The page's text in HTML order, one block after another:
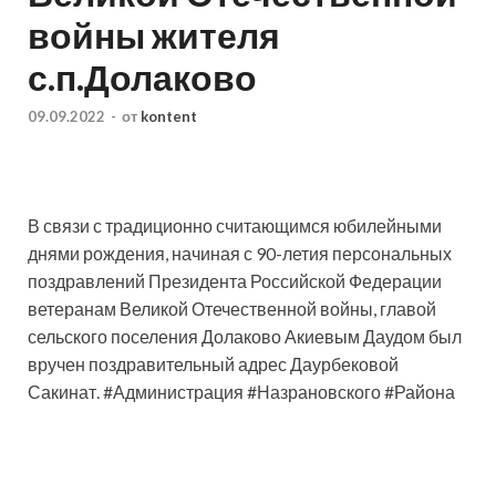
войны жителя
с.п.Долаково
09.09.2022 - от kontent
В связи с традиционно считающимся юбилейными
днями рождения, начиная с 90-летия персональных
поздравлений Президента Российской Федерации
ветеранам Великой Отечественной войны, главой
сельского поселения Долаково Акиевым Даудом был
вручен поздравительный адрес Даурбековой
Сакинат. #Администрация #Назрановского #Района